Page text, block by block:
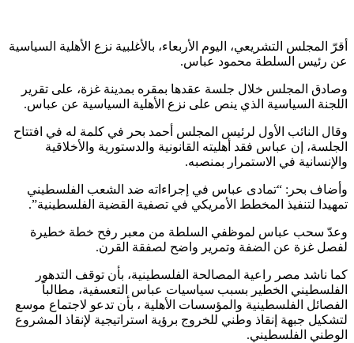
أقرّ المجلس التشريعي، اليوم الأربعاء، بالأغلبية نزع الأهلية السياسية
عن رئيس السلطة محمود عباس.
وصادق المجلس خلال جلسة عقدها بمقره بمدينة غزة، على تقرير
اللجنة السياسية الذي ينص على نزع الأهلية السياسية عن عباس.
وقال النائب الأول لرئيس المجلس أحمد بحر في كلمة له في افتتاح
الجلسة، إن عباس فقد أهليته القانونية والدستورية والأخلاقية
والإنسانية في الاستمرار بمنصبه.
وأضاف بحر: “تمادى عباس في إجراءاته ضد الشعب الفلسطيني
تمهيدا لتنفيذ المخطط الأمريكي في تصفية القضية الفلسطينية”.
وعدّ سحب عباس لموظفي السلطة من معبر رفح خطة خطيرة
لفصل غزة عن الضفة وتمرير واضح لصفقة القرن.
كما ناشد مصر راعية المصالحة الفلسطينية، بأن توقف التدهور
الفلسطيني الخطير بسبب سياسيات عباس التعسفية، مطالباً
الفصائل الفلسطينية والمؤسسات الأهلية ، بأن تدعو لاجتماع موسع
لتشكيل جبهة إنقاذ وطني للخروج برؤية استراتيجية لإنقاذ المشروع
الوطني الفلسطيني.